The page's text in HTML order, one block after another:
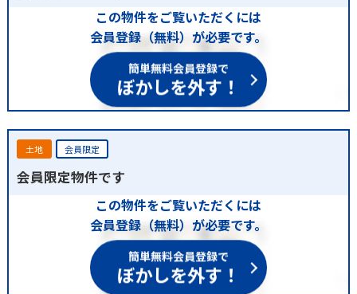
この物件をご覧いただくには
会員登録（無料）が必要です。
簡単無料会員登録で
ぼかしを外す！
土地 会員限定
会員限定物件です
この物件をご覧いただくには
会員登録（無料）が必要です。
簡単無料会員登録で
ぼかしを外す！